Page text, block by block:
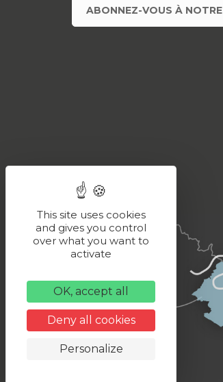
ABONNEZ-VOUS À
This site uses cookies
and gives you control
over what you want to
activate
OK, accept all
Deny all cookies
Personalize